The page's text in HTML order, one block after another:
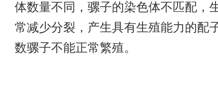
体数量不同，骡子的染色体不匹配，
常减少分裂，产生具有生殖能力的配
数骡子不能正常繁殖。